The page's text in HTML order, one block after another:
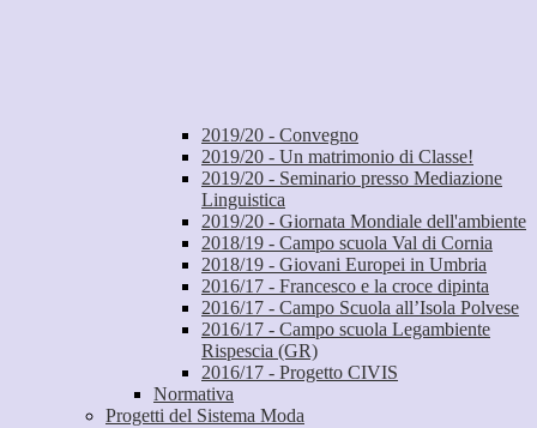
2019/20 - Convegno
2019/20 - Un matrimonio di Classe!
2019/20 - Seminario presso Mediazione
Linguistica
2019/20 - Giornata Mondiale dell'ambiente
2018/19 - Campo scuola Val di Cornia
2018/19 - Giovani Europei in Umbria
2016/17 - Francesco e la croce dipinta
2016/17 - Campo Scuola all’Isola Polvese
2016/17 - Campo scuola Legambiente
Rispescia (GR)
2016/17 - Progetto CIVIS
Normativa
Progetti del Sistema Moda